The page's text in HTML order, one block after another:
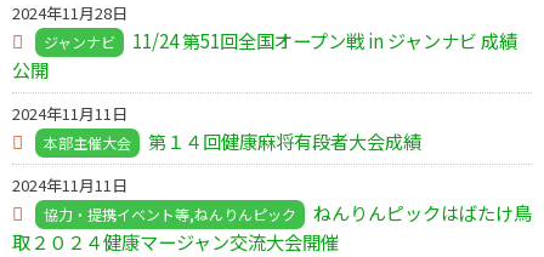
2024年11月28日
ジャンナビ
11/24 第51回全国オープン戦 in ジャンナビ 成績
公開
2024年11月11日
本部主催大会 第１４回健康麻将有段者大会成績
2024年11月11日
協力・提携イベント等,ねんりんピック
ねんりんピックはばたけ鳥
取２０２４健康マージャン交流大会開催